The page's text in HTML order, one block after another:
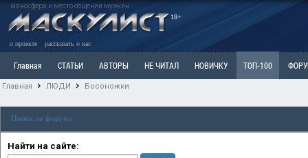
маносфера и место общения мужчин
18+
о проекте рассказать о нас
Главная СТАТЬИ АВТОРЫ НЕ ЧИТАЛ НОВИЧКУ ТОП-100
Ветка: Расстаюсь или Развожусь. САНЧАС
РАЗДЕЛ: Разное
Главная ЛЮДИ Босоножки
Поиск по форуму
Найти на сайте: